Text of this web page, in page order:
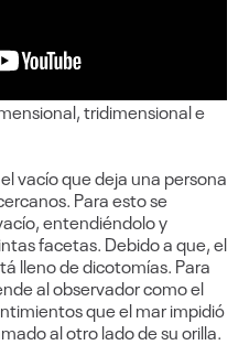
tridimensional e
vacío que deja una persona
Para esto se
entendiéndolo y
facetas. Debido a que, el
lleno de dicotomías. Para
al observador como el
que el mar impidió
al otro lado de su orilla.